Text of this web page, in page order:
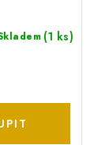
(1 ks)